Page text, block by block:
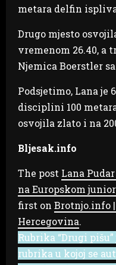
metara delfin
Drugo mjesto
vremenom 26.40, a
Njemica Boerstler
Podsjetimo, Lana je
disciplini 100
osvojila zlato i na
Bljesak.info
The post Lana
na Europskom
first on Brotnjo.info
Hercegovina.
Rubrika “Drugi
rubrika u kojoj se